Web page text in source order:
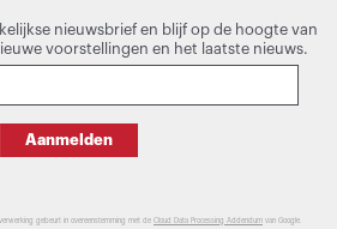
nieuwsbrief en blijf op de hoogte van
voorstellingen en het laatste nieuws.
Aanmelden
gebeurt in overeenstemming met de Cloud Data Processing Addendum van Google.